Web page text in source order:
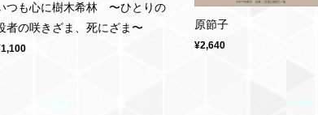
つも心に樹木希林 〜ひとりの
者の咲きざま、死にざま〜
原節子
¥2,640